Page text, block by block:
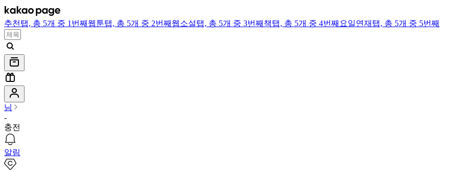
추천 탭, 총 5개 중 1번째 웹툰탭, 총 5개 중 2번째 웹소설탭, 총 5개 중 3번째 책탭, 총 5개 중 4번째 요일연재 탭, 총 5개 중 5번째
님
-
충전
알림